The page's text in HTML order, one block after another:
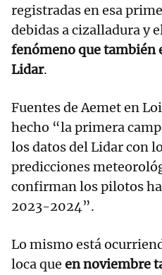
registradas en esa
debidas a cizalladura y
fenómeno que también
Lidar.
Fuentes de Aemet en
hecho “la primera
los datos del Lidar con
predicciones
confirman los pilotos
2023-2024”.
Lo mismo está
loca que en noviembre